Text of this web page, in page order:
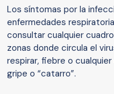
Los síntomas por la
enfermedades
consultar cualquier
zonas donde circula el
respirar, fiebre o
gripe o “catarro”.